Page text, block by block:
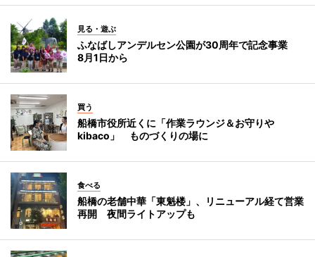
見る・遊ぶ
ふなばしアンデルセン公園が30周年で記念事業
8月1日から
買う
船橋市役所近くに「作業ラウンジ＆お守りや
kibaco」 ものづくりの場に
食べる
船橋の老舗中華「東魁楼」、リニューアル経て営業
再開 夜間ライトアップも